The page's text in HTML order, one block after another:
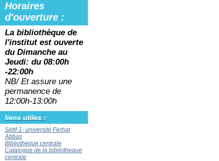
Horaires
d'ouverture :
La bibliothèque de
l'institut est ouverte
du Dimanche au
Jeudi: du 08:00h
-22:00h
NB/ Et assure une
permanence de
12:00h-13:00h
liens utiles :
Sétif-1- université Ferhat
Abbas
Bibliothèque centrale
Catalogue de la bibliotheque
centrale